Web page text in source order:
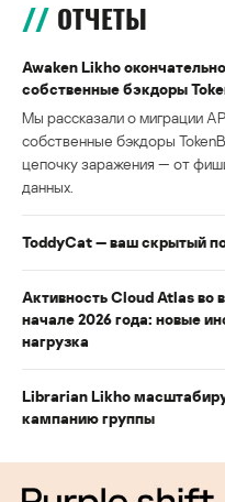
ОТЧЕТЫ
Awaken Likho
собственные бэкдоры
Мы рассказали о миграции
собственные бэкдоры
цепочку заражения — от
данных.
ToddyCat — ваш скрытый
Активность Cloud Atlas во
начале 2026 года: новые
нагрузка
Librarian Likho
кампанию группы